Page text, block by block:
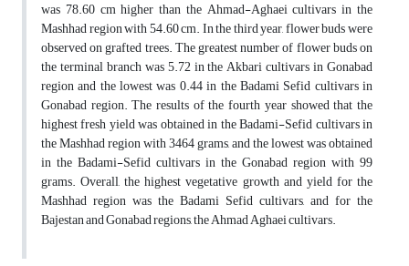
was 78.60 cm higher than the Ahmad-Aghaei cultivars in the
Mashhad region with 54.60 cm. In the third year, flower buds were
observed on grafted trees. The greatest number of flower buds on
the terminal branch was 5.72 in the Akbari cultivars in Gonabad
region and the lowest was 0.44 in the Badami Sefid cultivars in
Gonabad region. The results of the fourth year showed that the
highest fresh yield was obtained in the Badami-Sefid cultivars in
the Mashhad region with 3464 grams, and the lowest was obtained
in the Badami-Sefid cultivars in the Gonabad region with 99
grams. Overall, the highest vegetative growth and yield for the
Mashhad region was the Badami Sefid cultivars, and for the
Bajestan and Gonabad regions, the Ahmad Aghaei cultivars.